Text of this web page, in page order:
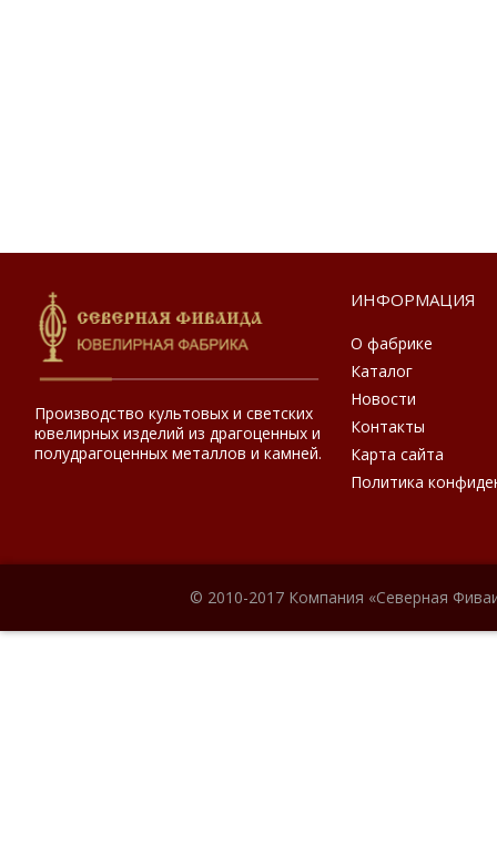
Производство культовых и светских
ювелирных изделий из драгоценных и
полудрагоценных металлов и камней.
ИНФОРМАЦИЯ
О фабрике
Каталог
Новости
Контакты
Карта сайта
Политика
© 2010-2017 Компания «Северная